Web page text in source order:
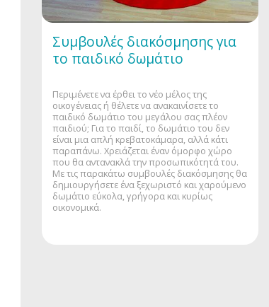
Συμβουλές διακόσμησης για
το παιδικό δωμάτιο
Περιμένετε να έρθει το νέο μέλος της
οικογένειας ή θέλετε να ανακαινίσετε το
παιδικό δωμάτιο του μεγάλου σας πλέον
παιδιού; Για το παιδί, το δωμάτιο του δεν
είναι μια απλή κρεβατοκάμαρα, αλλά κάτι
παραπάνω. Χρειάζεται έναν όμορφο χώρο
που θα αντανακλά την προσωπικότητά του.
Με τις παρακάτω συμβουλές διακόσμησης θα
δημιουργήσετε ένα ξεχωριστό και χαρούμενο
δωμάτιο εύκολα, γρήγορα και κυρίως
οικονομικά.